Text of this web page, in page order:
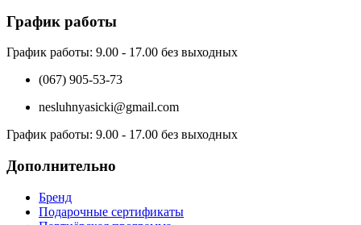
График работы
График работы: 9.00 - 17.00 без выходных
(067) 905-53-73
nesluhnyasicki@gmail.com
График работы: 9.00 - 17.00 без выходных
Дополнительно
Бренд
Подарочные сертификаты